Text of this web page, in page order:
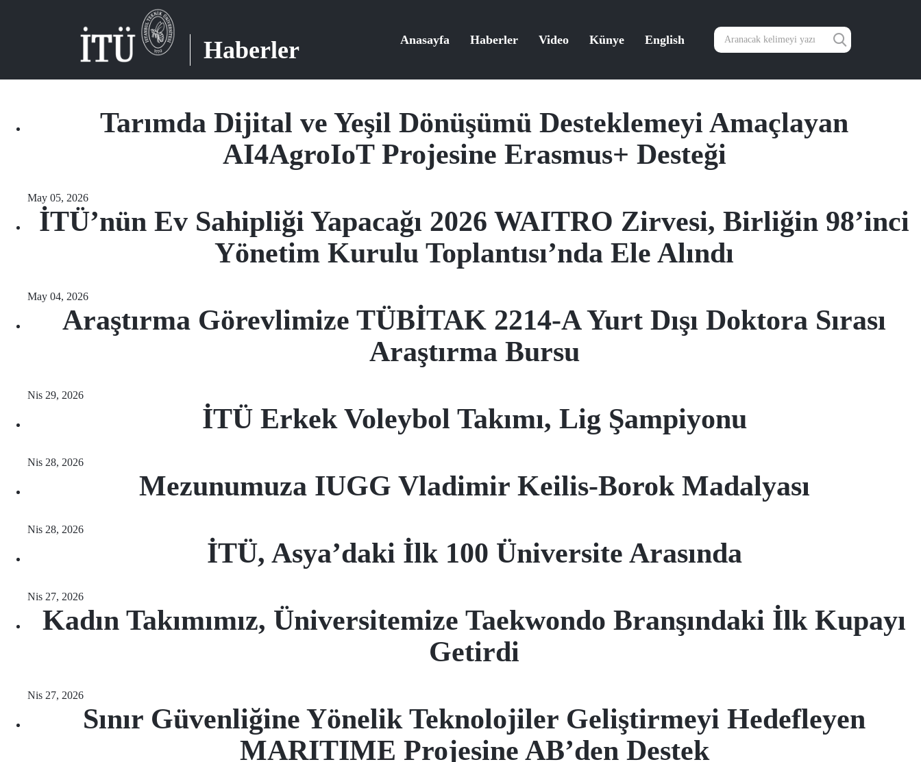
Haberler Anasayfa Haberler Video Künye English
Tarımda Dijital ve Yeşil Dönüşümü Desteklemeyi Amaçlayan
AI4AgroIoT Projesine Erasmus+ Desteği
May 05, 2026
İTÜ’nün Ev Sahipliği Yapacağı 2026 WAITRO Zirvesi, Birliğin 98’inci
Yönetim Kurulu Toplantısı’nda Ele Alındı
May 04, 2026
Araştırma Görevlimize TÜBİTAK 2214-A Yurt Dışı Doktora Sırası
Araştırma Bursu
Nis 29, 2026
İTÜ Erkek Voleybol Takımı, Lig Şampiyonu
Nis 28, 2026
Mezunumuza IUGG Vladimir Keilis-Borok Madalyası
Nis 28, 2026
İTÜ, Asya’daki İlk 100 Üniversite Arasında
Nis 27, 2026
Kadın Takımımız, Üniversitemize Taekwondo Branşındaki İlk Kupayı
Getirdi
Nis 27, 2026
Sınır Güvenliğine Yönelik Teknolojiler Geliştirmeyi Hedefleyen
MARITIME Projesine AB’den Destek